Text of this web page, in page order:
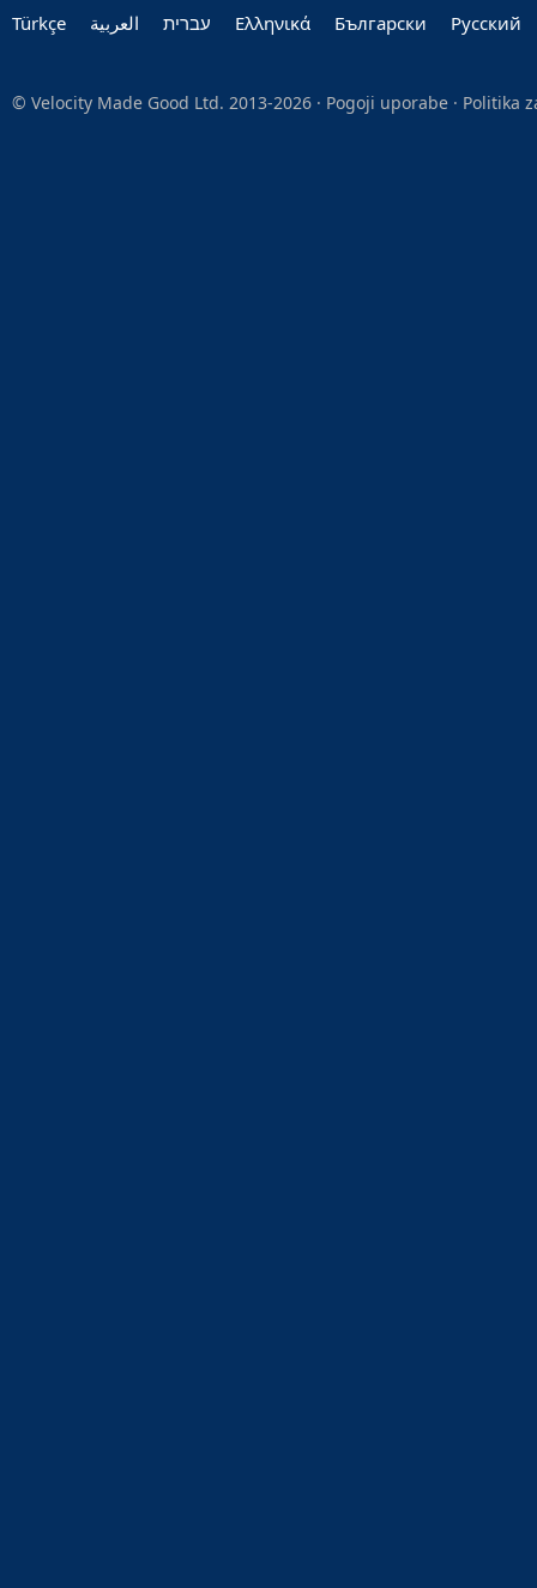
Türkçe
العربية‏ עברית‏ Ελληνικά Български Руccкий
© Velocity Made Good Ltd. 2013-2026 · Pogoji uporabe · Politika